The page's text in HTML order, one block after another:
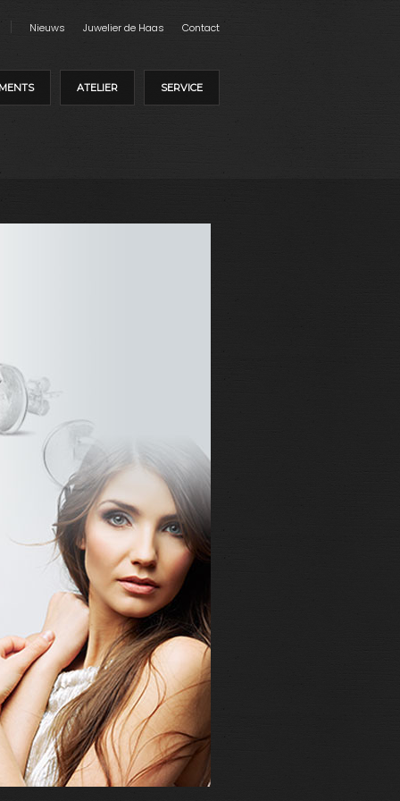
Nieuws Juwelier de Haas Contact
ATELIER SERVICE